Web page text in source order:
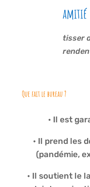
amitié
tisser
Que fait le bureau ?
· Il est
· Il prend les
(pandémie,
· Il soutient le